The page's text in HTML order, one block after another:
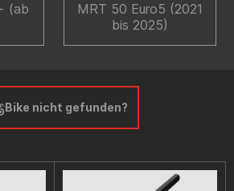
(ab
MRT 50 Euro5 (2021
bis 2025)
Bike nicht gefunden?